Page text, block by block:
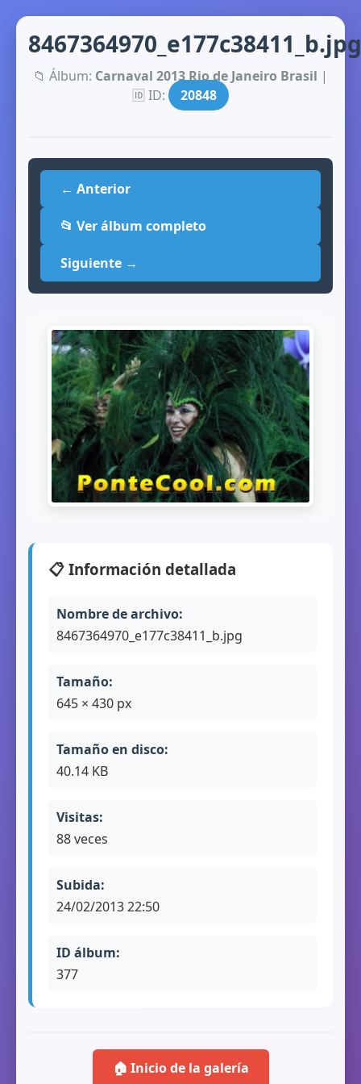
8467364970_e177c38411_b.jpg
📁 Álbum: Carnaval 2013 Rio de Janeiro Brasil |
🆔 ID:
20848
← Anterior
📂 Ver álbum completo
Siguiente →
📋 Información detallada
Nombre de archivo:
8467364970_e177c38411_b.jpg
Tamaño:
645 × 430 px
Tamaño en disco:
40.14 KB
Visitas:
88 veces
Subida:
24/02/2013 22:50
ID álbum:
377
🏠 Inicio de la galería